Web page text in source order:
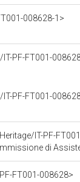
008628-1>
PF-FT001-
PF-FT001-
IT-PF-
in Russia (negativo -
FT001-008628>